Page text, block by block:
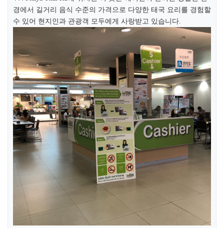
경에서 길거리 음식 수준의 가격으로 다양한 태국 요리를 경험할
수 있어 현지인과 관광객 모두에게 사랑받고 있습니다.​